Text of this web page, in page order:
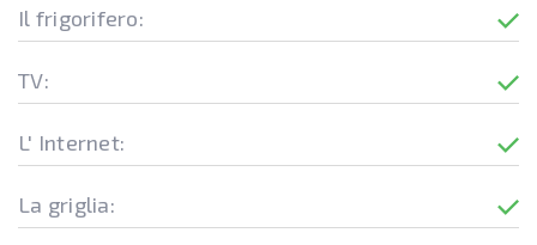
Il frigorifero:
TV:
L' Internet:
La griglia: